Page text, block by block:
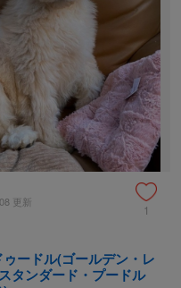
更新
1
ードル(ゴールデン・レ
タンダード・プードル